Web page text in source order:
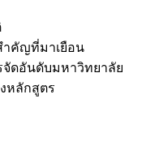
คัญที่มาเยือน
จัดอันดับมหาวิทยาลัย
หลักสูตร